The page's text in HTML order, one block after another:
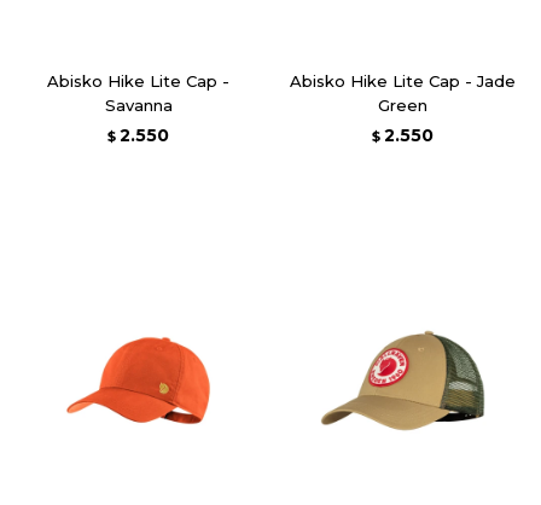
Abisko Hike Lite Cap -
Savanna
$ 2.550
Abisko Hike Lite Cap - Jade
Green
$ 2.550